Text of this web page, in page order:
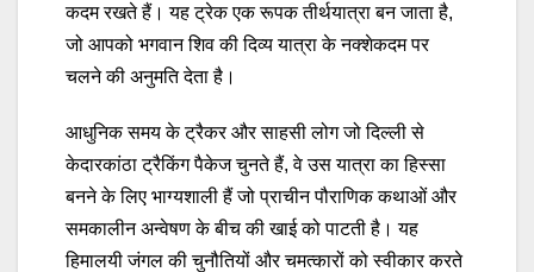
कदम रखते हैं। यह ट्रेक एक रूपक तीर्थयात्रा बन जाता है,
जो आपको भगवान शिव की दिव्य यात्रा के नक्शेकदम पर
चलने की अनुमति देता है।
आधुनिक समय के ट्रैकर और साहसी लोग जो दिल्ली से
केदारकांठा ट्रैकिंग पैकेज चुनते हैं, वे उस यात्रा का हिस्सा
बनने के लिए भाग्यशाली हैं जो प्राचीन पौराणिक कथाओं और
समकालीन अन्वेषण के बीच की खाई को पाटती है। यह
हिमालयी जंगल की चुनौतियों और चमत्कारों को स्वीकार करते